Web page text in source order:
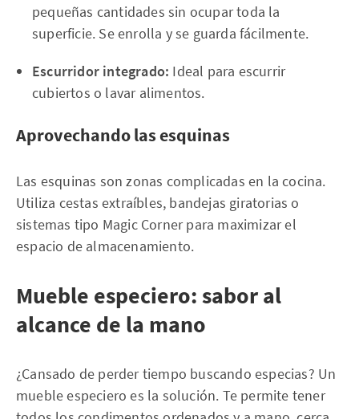
pequeñas cantidades sin ocupar toda la
superficie. Se enrolla y se guarda fácilmente.
Escurridor integrado: Ideal para escurrir
cubiertos o lavar alimentos.
Aprovechando las esquinas
Las esquinas son zonas complicadas en la cocina.
Utiliza cestas extraíbles, bandejas giratorias o
sistemas tipo Magic Corner para maximizar el
espacio de almacenamiento.
Mueble especiero: sabor al
alcance de la mano
¿Cansado de perder tiempo buscando especias? Un
mueble especiero es la solución. Te permite tener